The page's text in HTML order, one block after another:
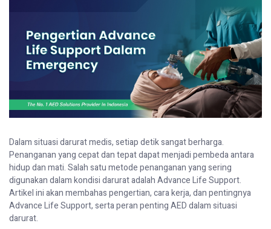
Dalam situasi darurat medis, setiap detik sangat berharga.
Penanganan yang cepat dan tepat dapat menjadi pembeda antara
hidup dan mati. Salah satu metode penanganan yang sering
digunakan dalam kondisi darurat adalah Advance Life Support.
Artikel ini akan membahas pengertian, cara kerja, dan pentingnya
Advance Life Support, serta peran penting AED dalam situasi
darurat.